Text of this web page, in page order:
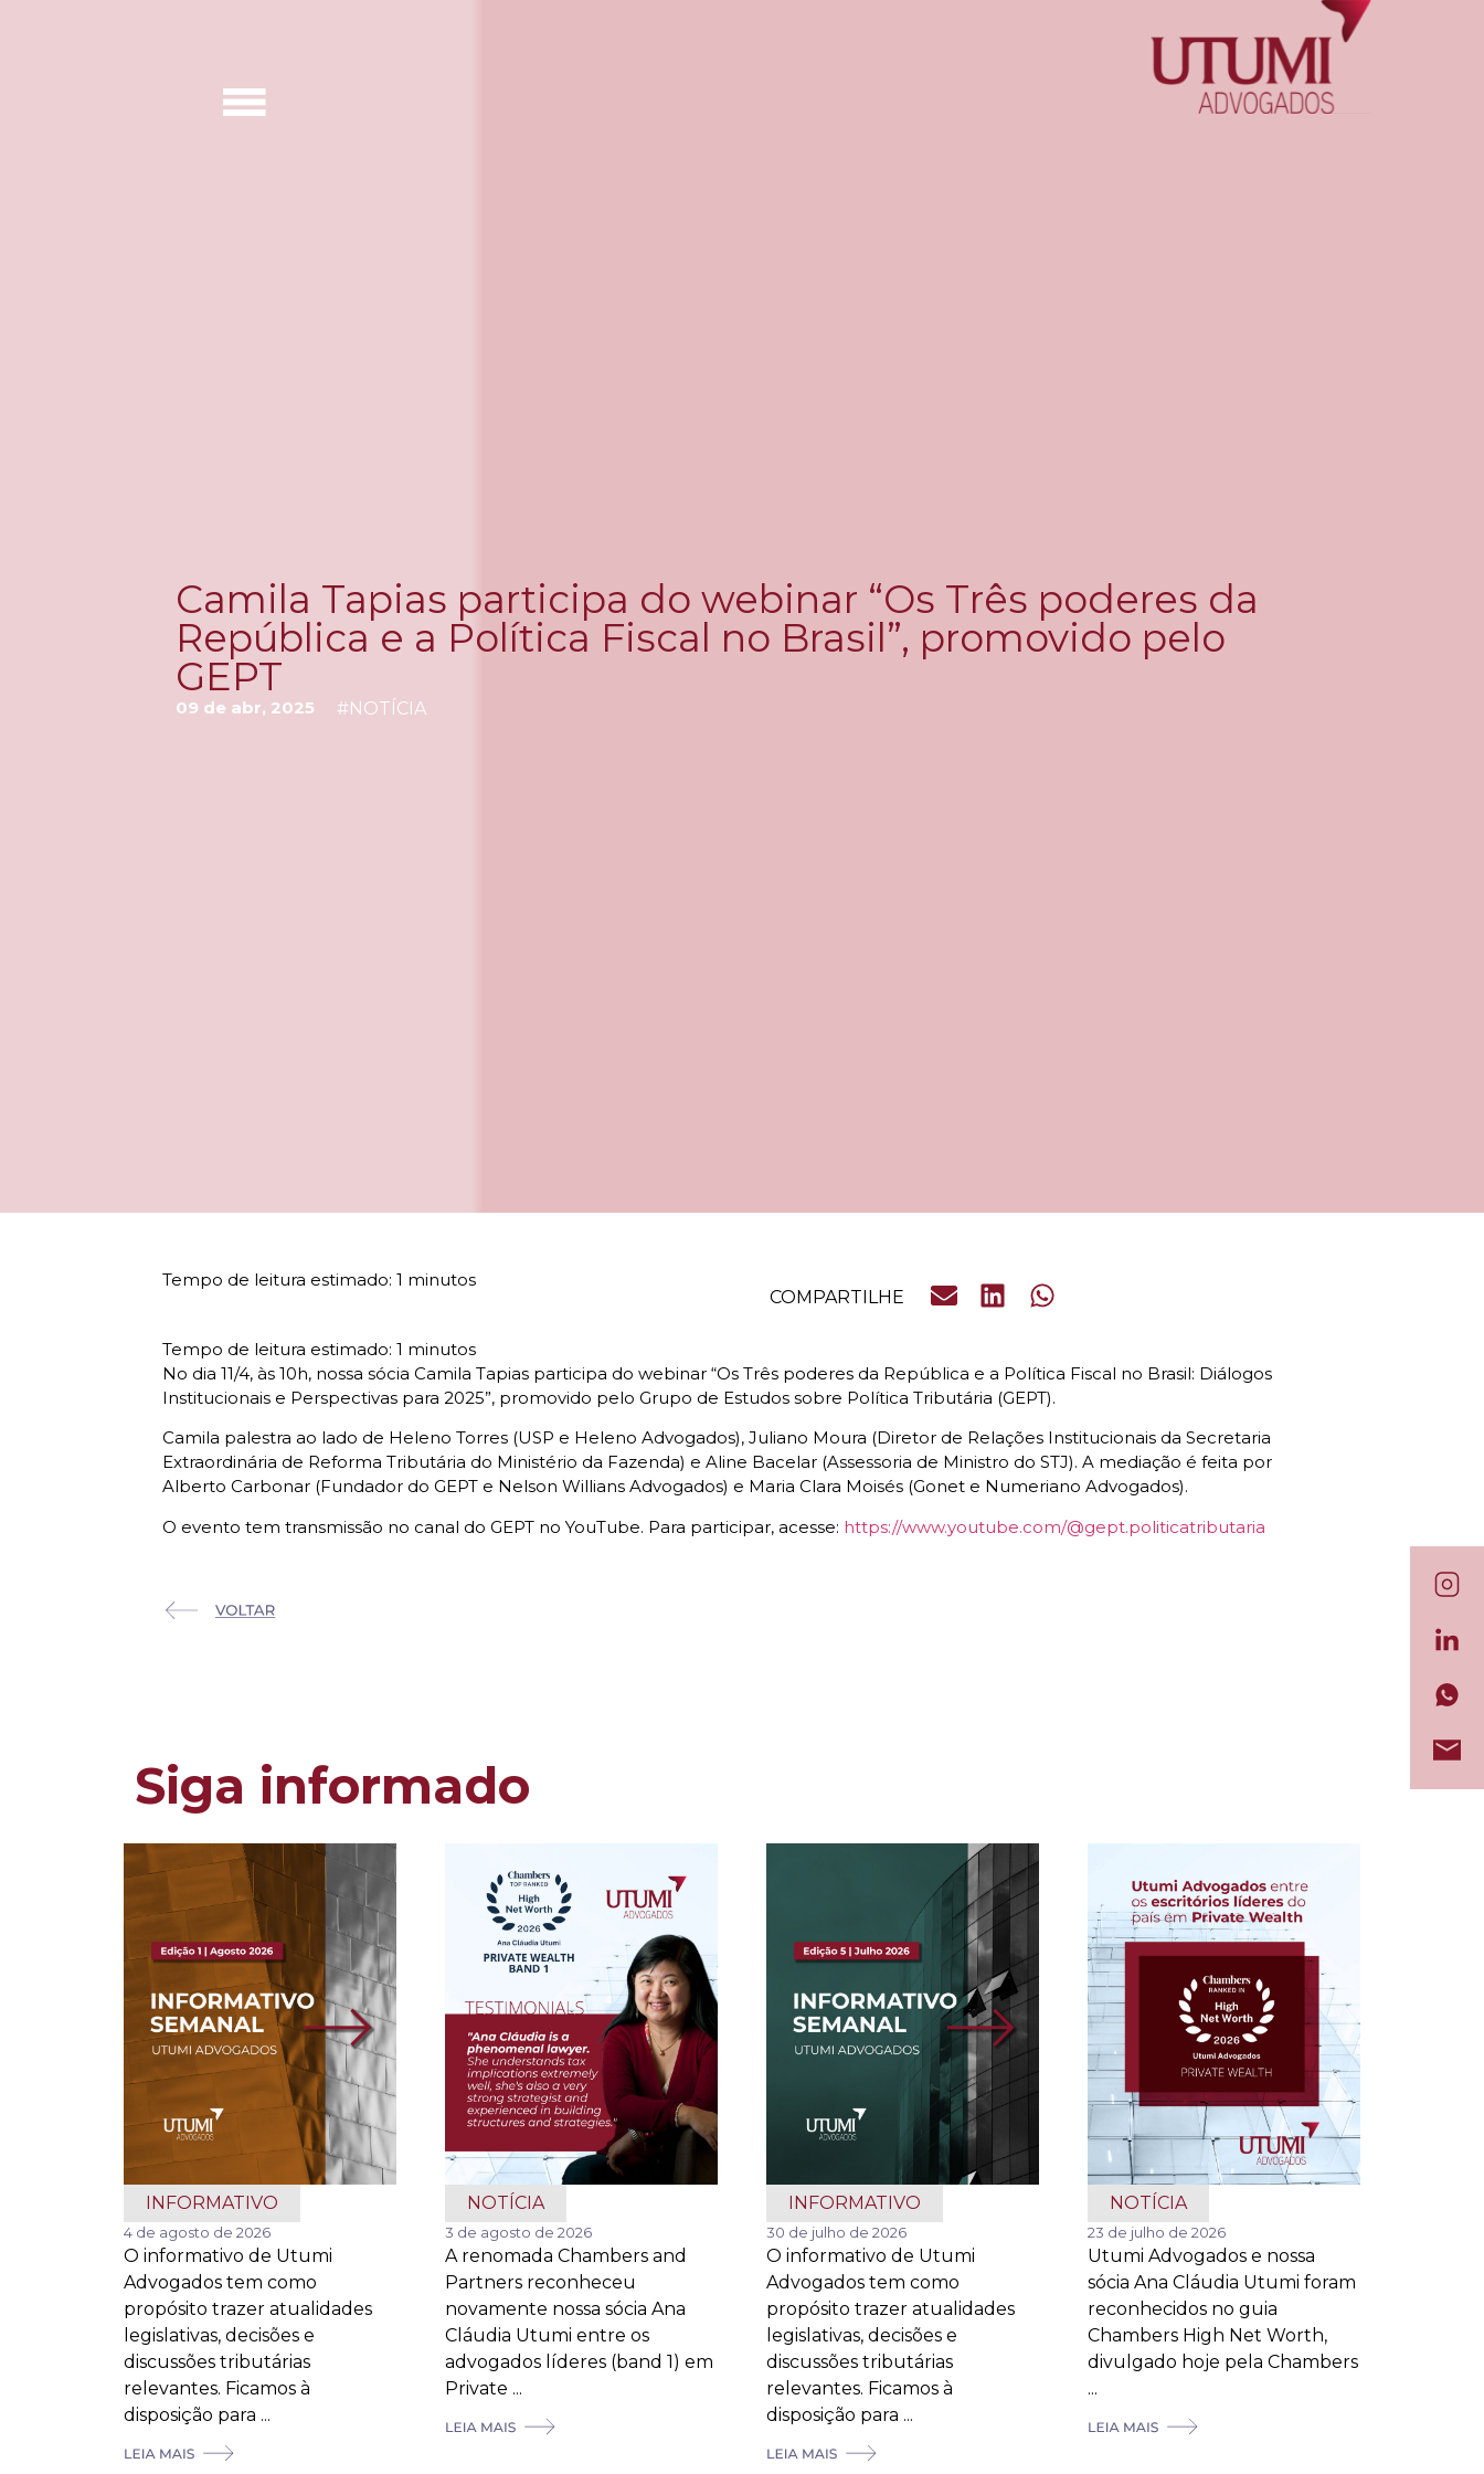
Camila Tapias participa do webinar “Os Três poderes da
República e a Política Fiscal no Brasil”, promovido pelo
GEPT
09 de abr, 2025 #NOTÍCIA
COMPARTILHE
No dia 11/4, às 10h, nossa sócia Camila Tapias participa do webinar “Os Três poderes da República e a Política Fiscal no Brasil: Diálogos
Institucionais e Perspectivas para 2025”, promovido pelo Grupo de Estudos sobre Política Tributária (GEPT).
Camila palestra ao lado de Heleno Torres (USP e Heleno Advogados), Juliano Moura (Diretor de Relações Institucionais da Secretaria
Extraordinária de Reforma Tributária do Ministério da Fazenda) e Aline Bacelar (Assessoria de Ministro do STJ). A mediação é feita por
Alberto Carbonar (Fundador do GEPT e Nelson Willians Advogados) e Maria Clara Moisés (Gonet e Numeriano Advogados).
O evento tem transmissão no canal do GEPT no YouTube. Para participar, acesse: https://www.youtube.com/@gept.politicatributaria
Siga informado
INFORMATIVO
4 de agosto de 2026
O informativo de Utumi
Advogados tem como
propósito trazer atualidades
legislativas, decisões e
discussões tributárias
relevantes. Ficamos à
disposição para ...
NOTÍCIA
3 de agosto de 2026
A renomada Chambers and
Partners reconheceu
novamente nossa sócia Ana
Cláudia Utumi entre os
advogados líderes (band 1) em
Private ...
INFORMATIVO
30 de julho de 2026
O informativo de Utumi
Advogados tem como
propósito trazer atualidades
legislativas, decisões e
discussões tributárias
relevantes. Ficamos à
disposição para ...
NOTÍCIA
23 de julho de 2026
Utumi Advogados e nossa
sócia Ana Cláudia Utumi foram
reconhecidos no guia
Chambers High Net Worth,
divulgado hoje pela Chambers
...